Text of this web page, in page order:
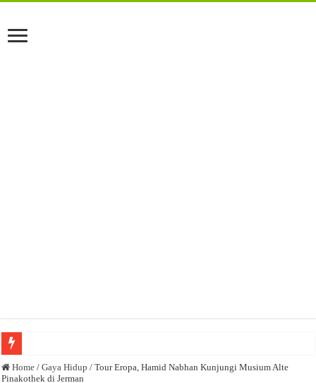
Anda butuh promosi usaha? Kontak ke Email redaksi@bisnisnasional.com
Home / Gaya Hidup / Tour Eropa, Hamid Nabhan Kunjungi Musium Alte
Pinakothek di Jerman